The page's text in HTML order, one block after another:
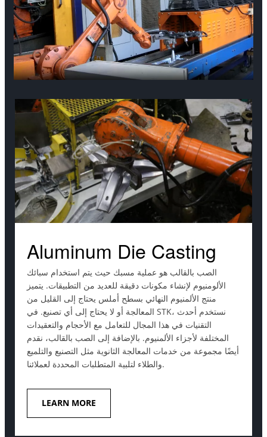
Aluminum Die Casting
الصب بالقالب هو عملية مسبك حيث يتم استخدام سبائك
الألومنيوم لإنشاء مكونات دقيقة للعديد من التطبيقات. يتميز
منتج الألمنيوم النهائي بسطح أملس يحتاج إلى القليل من
المعالجة أو لا يحتاج إلى أي تصنيع. في STK، نستخدم أحدث
التقنيات في هذا المجال للتعامل مع الأحجام والتعقيدات
المختلفة لأجزاء الألمنيوم. بالإضافة إلى الصب بالقالب، نقدم
أيضًا مجموعة من خدمات المعالجة الثانوية مثل التصنيع والتلميع
والطلاء لتلبية المتطلبات المحددة لعملائنا.
LEARN MORE